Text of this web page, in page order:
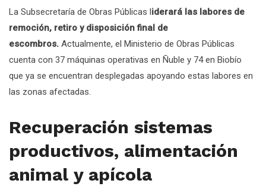
La Subsecretaría de Obras Públicas liderará las labores de
remoción, retiro y disposición final de
escombros. Actualmente, el Ministerio de Obras Públicas
cuenta con 37 máquinas operativas en Ñuble y 74 en Biobío
que ya se encuentran desplegadas apoyando estas labores en
las zonas afectadas.
Recuperación sistemas
productivos, alimentación
animal y apícola